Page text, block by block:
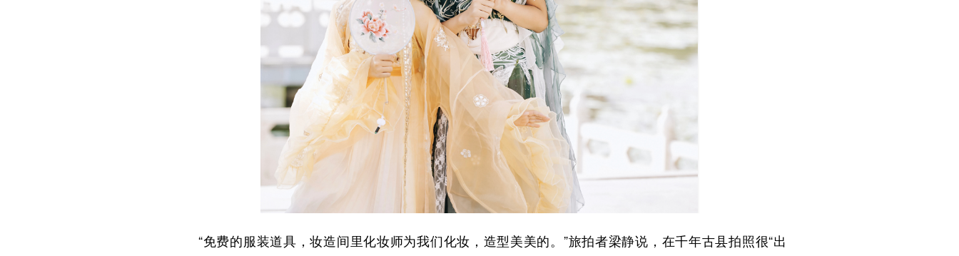
“免费的服装道具，妆造间里化妆师为我们化妆，造型美美的。”旅拍者梁静说，在千年古县拍照很“出